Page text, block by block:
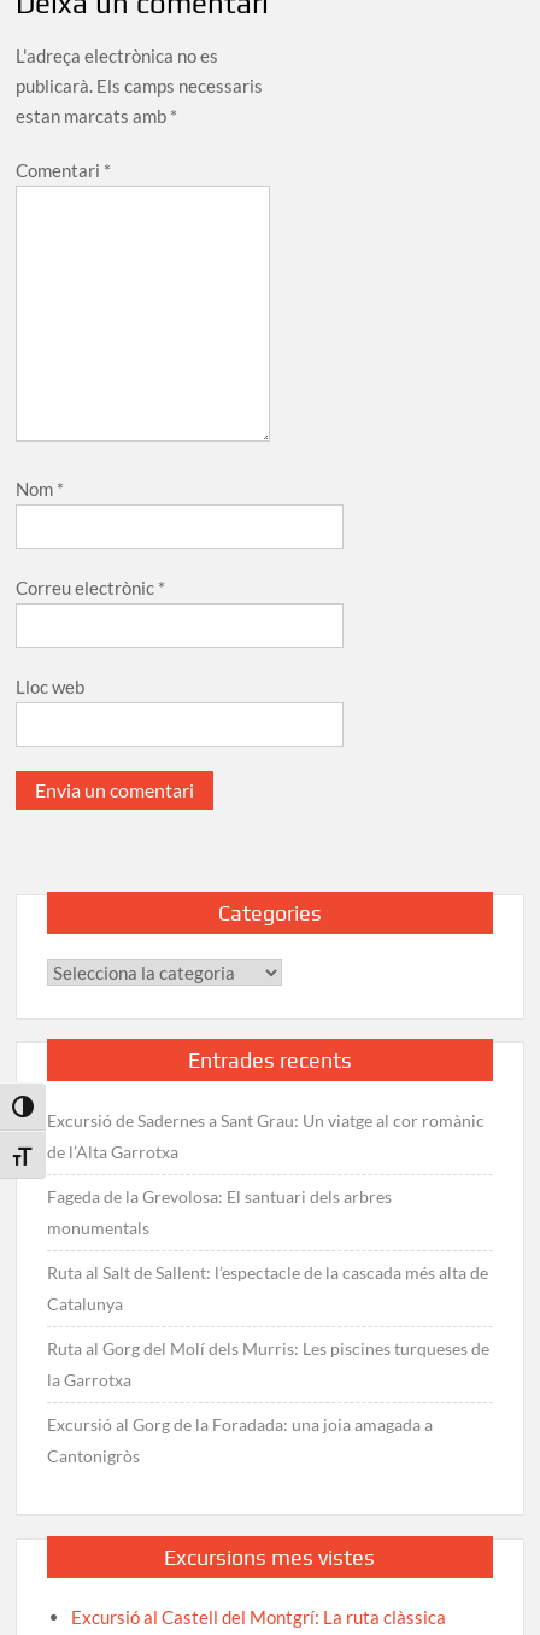
Toggle High Contrast
Toggle Font size
L'adreça electrònica no es
publicarà. Els camps necessaris
estan marcats amb *
Comentari *
Nom *
Correu electrònic *
Lloc web
Categories
Categories
Entrades recents
Excursió de Sadernes a Sant Grau: Un viatge al cor romànic
de l’Alta Garrotxa
Fageda de la Grevolosa: El santuari dels arbres
monumentals
Ruta al Salt de Sallent: l’espectacle de la cascada més alta de
Catalunya
Ruta al Gorg del Molí dels Murris: Les piscines turqueses de
la Garrotxa
Excursió al Gorg de la Foradada: una joia amagada a
Cantonigròs
Excursions mes vistes
Excursió al Castell del Montgrí: La ruta clàssica